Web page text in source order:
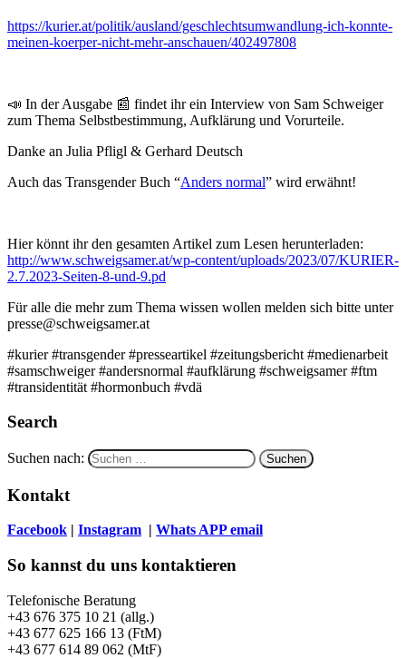
https://kurier.at/politik/ausland/geschlechtsumwandlung-ich-konnte-
meinen-koerper-nicht-mehr-anschauen/402497808
📣 In der Ausgabe 📰 findet ihr ein Interview von Sam Schweiger
zum Thema Selbstbestimmung, Aufklärung und Vorurteile.
Danke an Julia Pfligl & Gerhard Deutsch
Auch das Transgender Buch “Anders normal” wird erwähnt!
Hier könnt ihr den gesamten Artikel zum Lesen herunterladen:
http://www.schweigsamer.at/wp-content/uploads/2023/07/KURIER-
2.7.2023-Seiten-8-und-9.pd
Für alle die mehr zum Thema wissen wollen melden sich bitte unter
presse@schweigsamer.at
#kurier #transgender #presseartikel #zeitungsbericht #medienarbeit
#samschweiger #andersnormal #aufklärung #schweigsamer #ftm
#transidentität #hormonbuch #vdä
Search
Suchen nach:
Kontakt
Facebook | Instagram | Whats APPemail
So kannst du uns kontaktieren
Telefonische Beratung
+43 676 375 10 21 (allg.)
+43 677 625 166 13 (FtM)
+43 677 614 89 062 (MtF)